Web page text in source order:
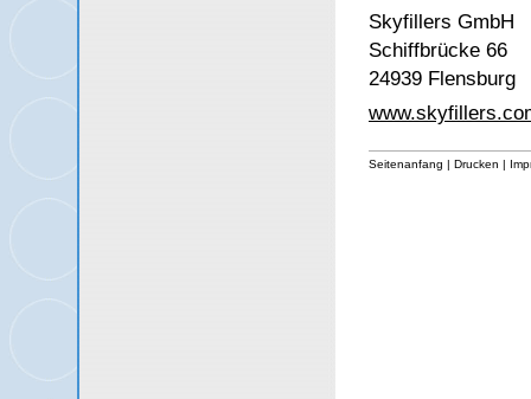
Skyfillers GmbH
Schiffbrücke 66
24939 Flensburg
Seitenanfang | Drucken |